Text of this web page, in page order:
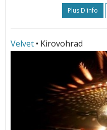
Plus D'info
Velvet • Kirovohrad